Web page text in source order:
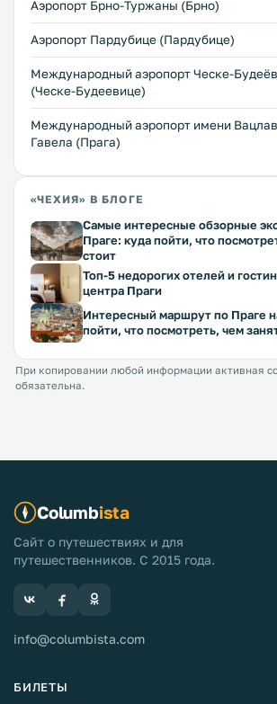
Аэропорт Брно-Туржаны (Брно)
Аэропорт Пардубице (Пардубице)
Международный аэропорт Ческе-
(Ческе-Будеевице)
Международный аэропорт имени
Гавела (Прага)
«ЧЕХИЯ» В БЛОГЕ
Самые интересные обзорные
Праге: куда пойти, что
стоит
Топ-5 недорогих отелей и
центра Праги
Интересный маршрут по Праге
пойти, что посмотреть, чем
При копировании любой информации активная
обязательна.
Columbista
Сайт о путешествиях и для
путешественников. С 2015 года.
info@columbista.com
БИЛЕТЫ